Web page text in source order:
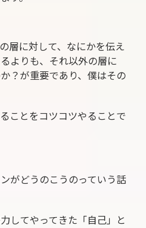
層に対して、なにかを伝え
よりも、それ以外の層に
？が重要であり、僕はその
ことをコツコツやることで
がどうのこうのっていう話
してやってきた「自己」と